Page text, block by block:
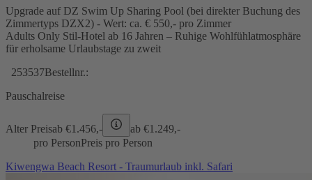
Upgrade auf DZ Swim Up Sharing Pool (bei direkter Buchung des
Zimmertyps DZX2) - Wert: ca. € 550,- pro Zimmer
Adults Only Stil-Hotel ab 16 Jahren – Ruhige Wohlfühlatmosphäre
für erholsame Urlaubstage zu zweit
253537Bestellnr.:
Pauschalreise
Alter Preisab €1.456,- ab €1.249,-
pro PersonPreis pro Person
Kiwengwa Beach Resort - Traumurlaub inkl. Safari